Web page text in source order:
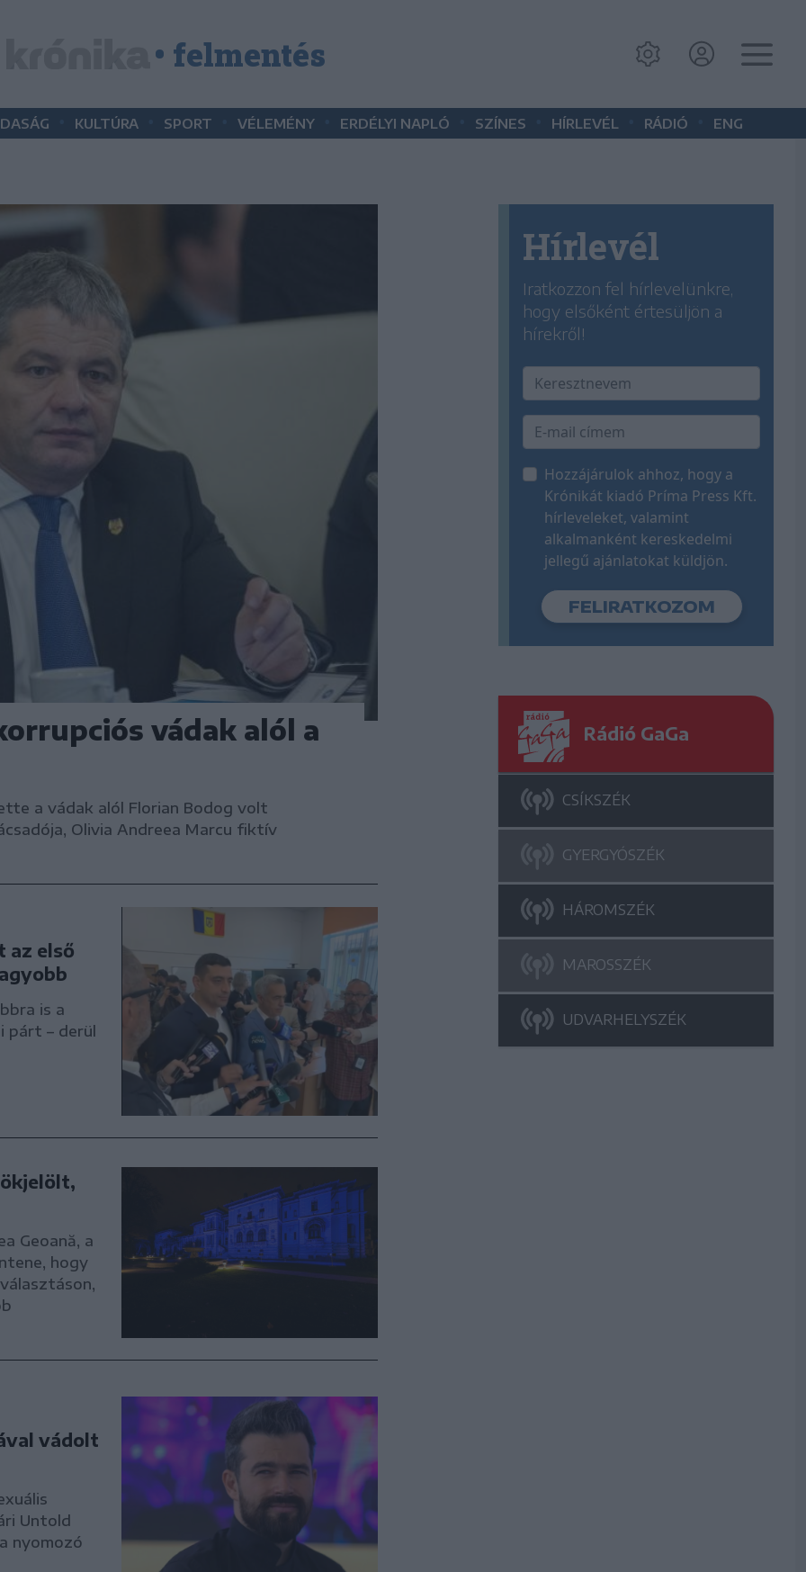
• felmentés
KULTÚRA SPORT VÉLEMÉNY ERDÉLYI NAPLÓ SZÍNES HÍRLEVÉL RÁDIÓ ENG
vádak alól a
a vádak alól Florian Bodog volt
Olivia Andreea Marcu fiktív
az első
is a
párt – derül
Geoană, a
hogy
vádolt
Untold
nyomozó
Hírlevél
Iratkozzon fel hírlevelünkre,
hogy elsőként értesüljön a
hírekről!
Hozzájárulok ahhoz, hogy a
Krónikát kiadó Príma Press Kft.
hírleveleket, valamint
alkalmanként kereskedelmi
jellegű ajánlatokat küldjön.
Rádió GaGa
CSÍKSZÉK
GYERGYÓSZÉK
HÁROMSZÉK
MAROSSZÉK
UDVARHELYSZÉK